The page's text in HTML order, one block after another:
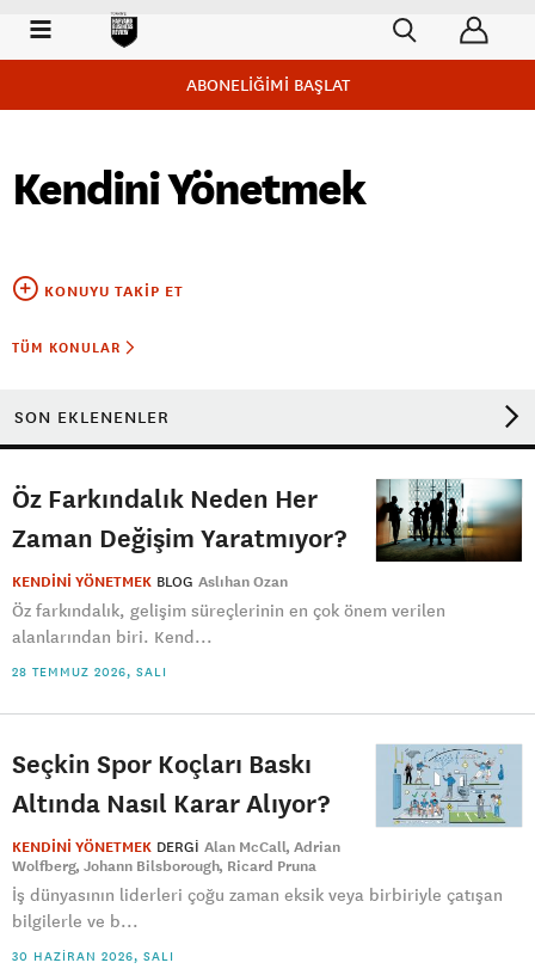
ABONELİĞİMİ BAŞLAT
Kendini Yönetmek
KONUYU TAKIP ET
TÜM KONULAR
SON EKLENENLER
Öz Farkındalık Neden Her
Zaman Değişim Yaratmıyor?
KENDİNİ YÖNETMEK BLOG Aslıhan Ozan
Öz farkındalık, gelişim süreçlerinin en çok önem verilen
alanlarından biri. Kend...
28 TEMMUZ 2026, SALI
Seçkin Spor Koçları Baskı
Altında Nasıl Karar Alıyor?
KENDİNİ YÖNETMEK DERGI Alan McCall Adrian
Wolfberg Johann Bilsborough Ricard Pruna
İş dünyasının liderleri çoğu zaman eksik veya birbiriyle çatışan
bilgilerle ve b...
30 HAZIRAN 2026, SALI